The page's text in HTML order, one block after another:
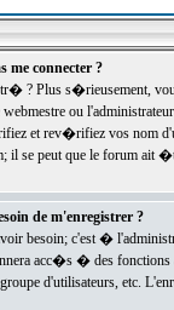
me connecter ?
? Plus s�rieusement,
webmestre ou
et rev�rifiez vos nom
il se peut que le forum
de m'enregistrer ?
besoin; c'est �
acc�s � des
d'utilisateurs, etc.